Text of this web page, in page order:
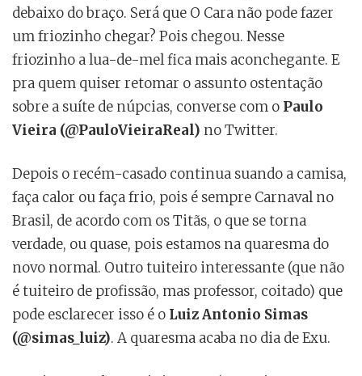
debaixo do braço. Será que O Cara não pode fazer
um friozinho chegar? Pois chegou. Nesse
friozinho a lua-de-mel fica mais aconchegante. E
pra quem quiser retomar o assunto ostentação
sobre a suíte de núpcias, converse com o Paulo
Vieira (@PauloVieiraReal) no Twitter.
Depois o recém-casado continua suando a camisa,
faça calor ou faça frio, pois é sempre Carnaval no
Brasil, de acordo com os Titãs, o que se torna
verdade, ou quase, pois estamos na quaresma do
novo normal. Outro tuiteiro interessante (que não
é tuiteiro de profissão, mas professor, coitado) que
pode esclarecer isso é o Luiz Antonio Simas
(@simas_luiz). A quaresma acaba no dia de Exu.